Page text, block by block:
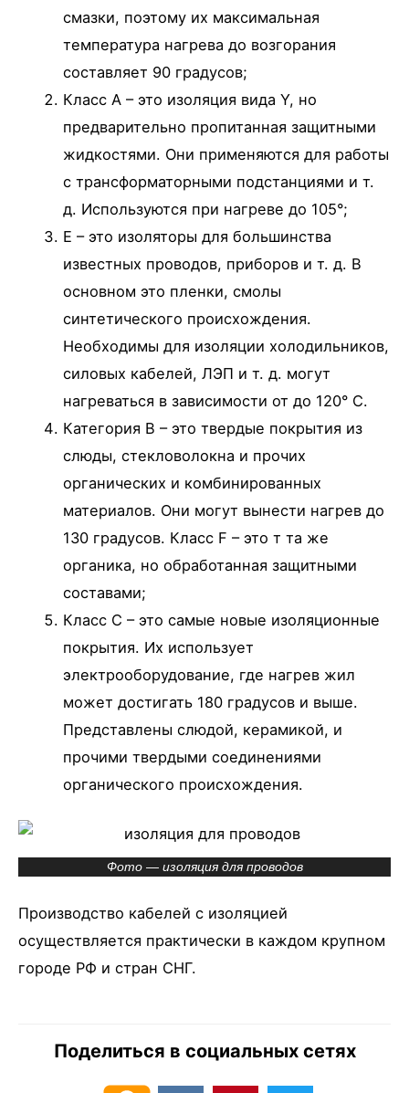
смазки, поэтому их максимальная
температура нагрева до возгорания
составляет 90 градусов;
Класс А – это изоляция вида Y, но
предварительно пропитанная защитными
жидкостями. Они применяются для работы
с трансформаторными подстанциями и т.
д. Используются при нагреве до 105°;
Е – это изоляторы для большинства
известных проводов, приборов и т. д. В
основном это пленки, смолы
синтетического происхождения.
Необходимы для изоляции холодильников,
силовых кабелей, ЛЭП и т. д. могут
нагреваться в зависимости от до 120° С.
Категория В – это твердые покрытия из
слюды, стекловолокна и прочих
органических и комбинированных
материалов. Они могут вынести нагрев до
130 градусов. Класс F – это т та же
органика, но обработанная защитными
составами;
Класс С – это самые новые изоляционные
покрытия. Их использует
электрооборудование, где нагрев жил
может достигать 180 градусов и выше.
Представлены слюдой, керамикой, и
прочими твердыми соединениями
органического происхождения.
Фото — изоляция для проводов
Производство кабелей с изоляцией
осуществляется практически в каждом крупном
городе РФ и стран СНГ.
Поделиться в социальных сетях